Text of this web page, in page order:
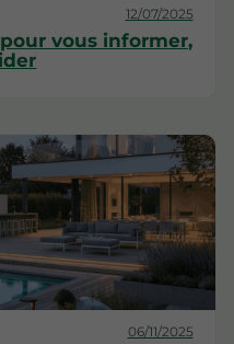
12/07/2025
vous informer,
06/11/2025